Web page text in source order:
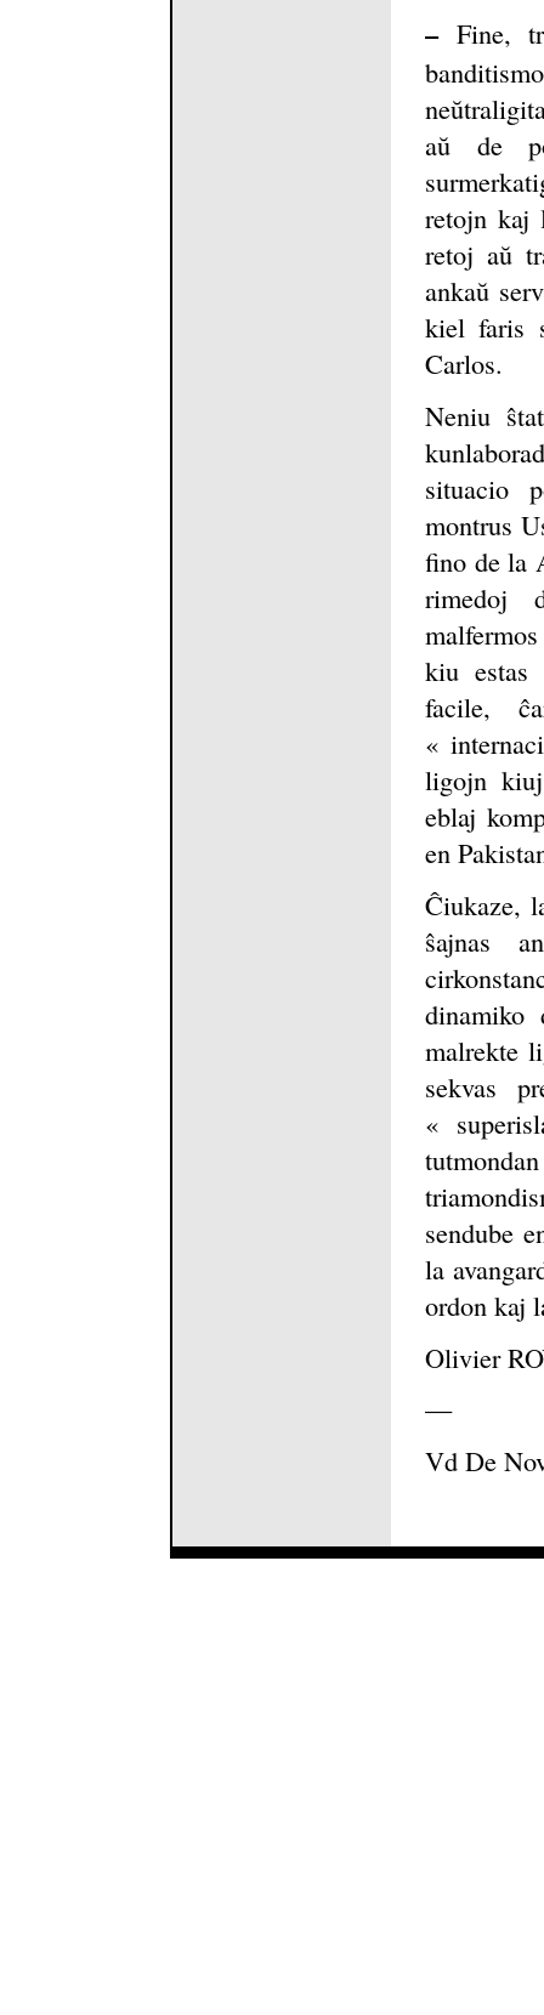
–Fine,
aŭ de
retojn kaj
retoj aŭ
ankaŭ
kiel faris
Carlos.
Neniu
situacio
montrus
fino de la
rimedoj
kiu
facile,
«
ligojn
eblaj
en
Ĉiukaze,
ŝajnas
dinamiko
malrekte
sekvas
«
sendube
la
ordon kaj
Olivier
—
Vd De